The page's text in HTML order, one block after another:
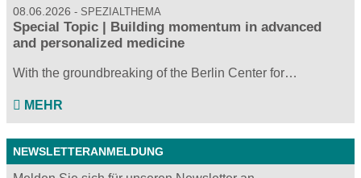
08.06.2026 SPEZIALTHEMA
Special Topic | Building momentum in advanced
and personalized medicine
With the groundbreaking of the Berlin Center for…
MEHR
NEWSLETTERANMELDUNG